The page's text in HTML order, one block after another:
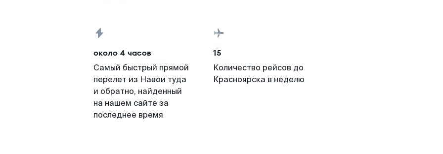
около 4 часов
Самый быстрый прямой
перелет из Навои туда
и обратно, найденный
на нашем сайте за
последнее время
15
Количество рейсов до
Красноярска в неделю